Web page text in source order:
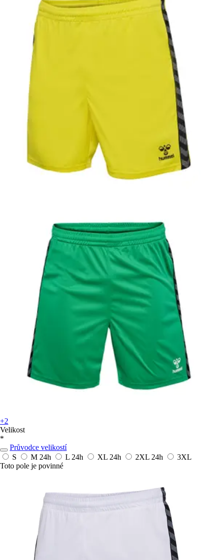
+2
Velikost
*
Průvodce velikostí
S
M 24h L 24h XL 24h 2XL 24h
3XL
Toto pole je povinné